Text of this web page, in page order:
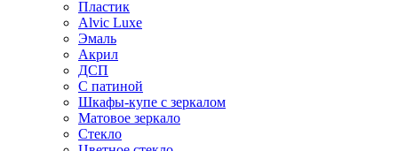
Пластик
Alvic Luxe
Эмаль
Акрил
ДСП
С патиной
Шкафы-купе с зеркалом
Матовое зеркало
Стекло